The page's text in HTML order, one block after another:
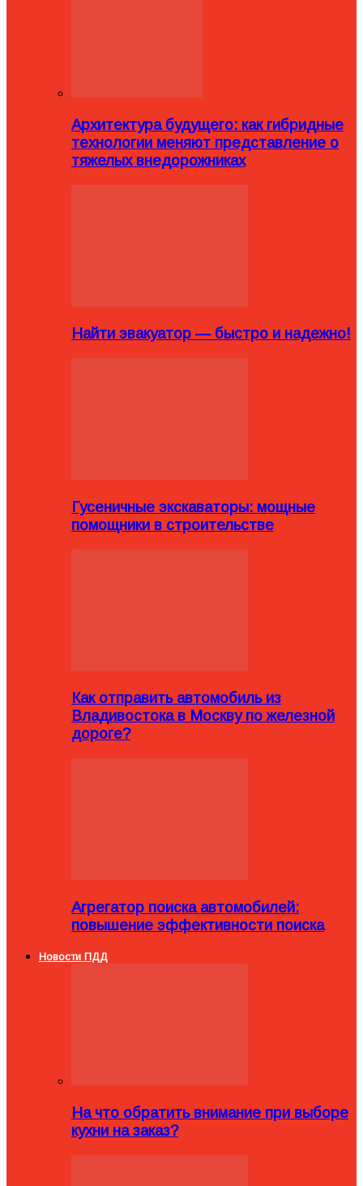
Архитектура будущего: как гибридные
технологии меняют представление о
тяжелых внедорожниках
Найти эвакуатор — быстро и надежно!
Гусеничные экскаваторы: мощные
помощники в строительстве
Как отправить автомобиль из
Владивостока в Москву по железной
дороге?
Агрегатор поиска автомобилей:
повышение эффективности поиска
Новости ПДД
На что обратить внимание при выборе
кухни на заказ?